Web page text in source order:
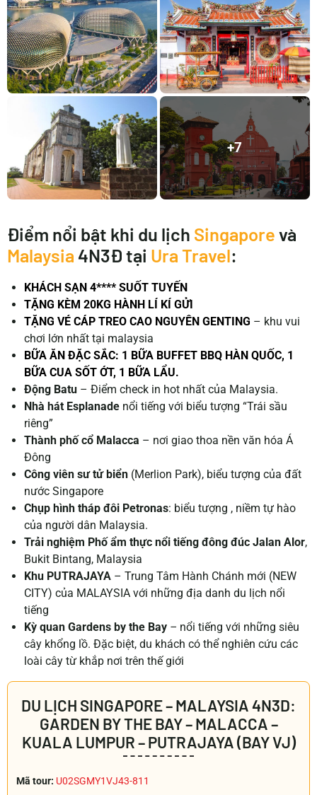
+7
Điểm nổi bật khi du lịch Singaporevà
Malaysia 4N3Đ tại Ura Travel:
KHÁCH SẠN 4**** SUỐT TUYẾN
TẶNG KÈM 20KG HÀNH LÍ KÍ GỬI
TẶNG VÉ CÁP TREO CAO NGUYÊN GENTING – khu vui
chơi lớn nhất tại malaysia
BỮA ĂN ĐẶC SẮC: 1 BỮA BUFFET BBQ HÀN QUỐC, 1
BỮA CUA SỐT ỚT, 1 BỮA LẨU.
Động Batu – Điểm check in hot nhất của Malaysia.
Nhà hát Esplanade nổi tiếng với biểu tượng “Trái sầu
riêng”
Thành phố cổ Malacca – nơi giao thoa nền văn hóa Á
Đông
Công viên sư tử biển (Merlion Park), biểu tượng của đất
nước Singapore
Chụp hình tháp đôi Petronas: biểu tượng , niềm tự hào
của người dân Malaysia.
Trải nghiệm Phố ẩm thực nổi tiếng đông đúc Jalan Alor,
Bukit Bintang, Malaysia
Khu PUTRAJAYA – Trung Tâm Hành Chánh mới (NEW
CITY) của MALAYSIA với những địa danh du lịch nổi
tiếng
Kỳ quanGardens by the Bay – nổi tiếng với những siêu
cây khổng lồ. Đặc biệt, du khách có thể nghiên cứu các
loài cây từ khắp nơi trên thế giới
DU LỊCH SINGAPORE – MALAYSIA 4N3D:
GARDEN BY THE BAY – MALACCA –
KUALA LUMPUR – PUTRAJAYA (BAY VJ)
Mã tour: U02SGMY1VJ43-811